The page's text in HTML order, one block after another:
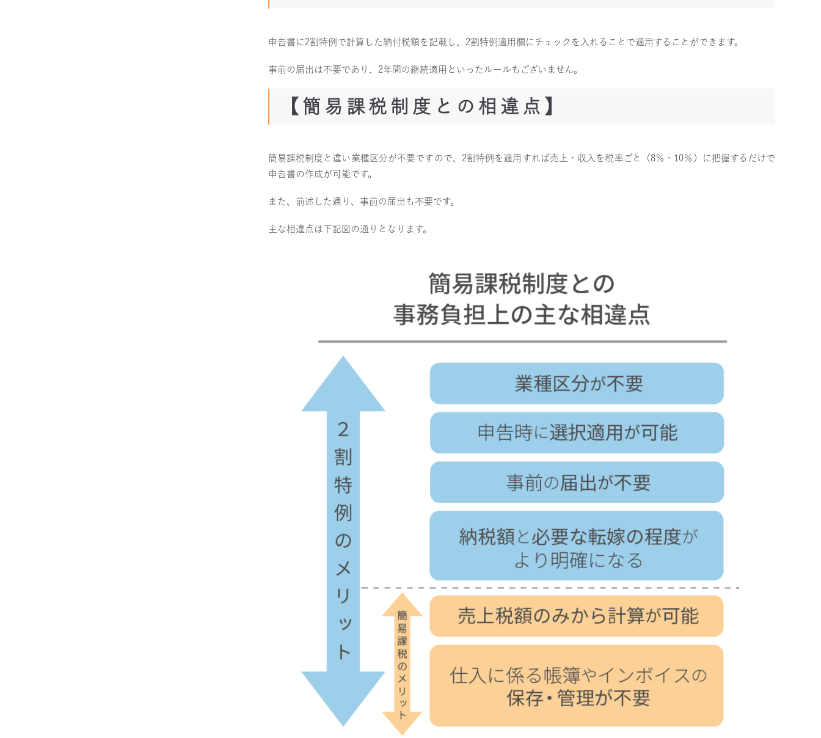
申告書に2割特例で計算した納付税額を記載し、2割特例適用欄にチェックを入れることで適用することができます。
事前の届出は不要であり、2年間の継続適用といったルールもございません。
【簡易課税制度との相違点】
簡易課税制度と違い業種区分が不要ですので、2割特例を適用すれば売上・収入を税率ごと（8％・10％）に把握するだけで
申告書の作成が可能です。
また、前述した通り、事前の届出も不要です。
主な相違点は下記図の通りとなります。